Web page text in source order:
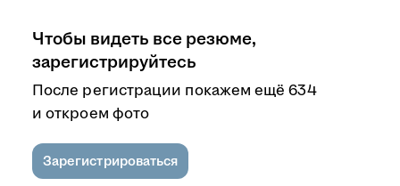
Чтобы видеть все резюме,
зарегистрируйтесь
После регистрации покажем ещё 634
и откроем фото
Зарегистрироваться